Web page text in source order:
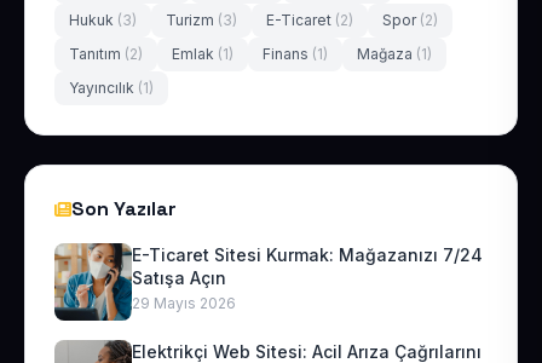
Hukuk (3) Turizm (3) E-Ticaret (2) Spor (2)
Tanıtım (2) Emlak (1) Finans (1) Mağaza (1)
Yayıncılık (1)
Son Yazılar
E-Ticaret Sitesi Kurmak: Mağazanızı 7/24
Satışa Açın
29 Mayıs 2026
Elektrikçi Web Sitesi: Acil Arıza Çağrılarını